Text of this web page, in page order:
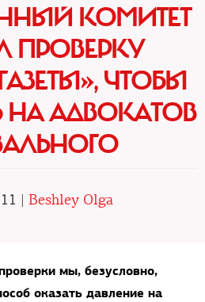
КОМИТЕТ
ПРОВЕРКУ
ЧТОБЫ
НА АДВОКАТОВ
| Beshley Olga
мы, безусловно,
оказать давление на